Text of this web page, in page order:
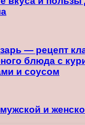
— рецепт
блюда с
и соусом
и